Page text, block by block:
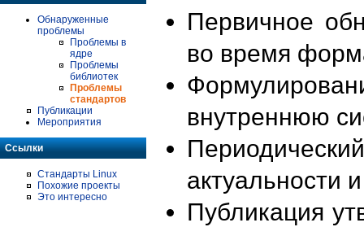
Обнаруженные
проблемы
Проблемы в
ядре
Проблемы
библиотек
Проблемы
стандартов
Публикации
Мероприятия
Ссылки
Стандарты Linux
Похожие проекты
Это интересно
Первичное
во время
внутреннюю
актуальности
Публикация